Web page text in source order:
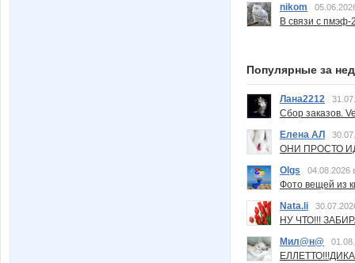
nikom
В связи с пмэф-
Популярные за
Лана2212
Сбор заказов.
Елена АЛ
ОНИ ПРОСТО
Olgs
04.08.2026
Фото вещей из
Nata.li
НУ ЧТО!!!
Мил@н@